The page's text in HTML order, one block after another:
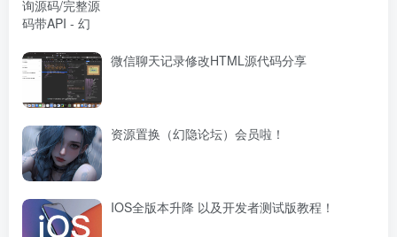
微信聊天记录修改HTML源代码分享
资源置换（幻隐论坛）会员啦！
IOS全版本升降 以及开发者测试版教程！